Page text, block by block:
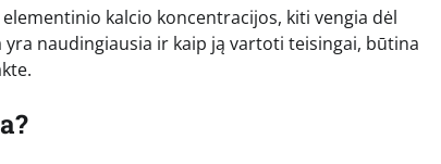
kalcio koncentracijos, kiti vengia dėl
naudingiausia ir kaip ją vartoti teisingai, būtina